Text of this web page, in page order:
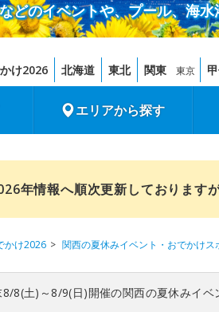
どのイベントや、プール、海
け2026 北海道 東北 関東 東京
エリアから探す
年情報へ順次更新しております
かけ2026 関西の夏休みイベント・おでかけス
8/8(土)～8/9(日)開催の関西の夏休みイベ